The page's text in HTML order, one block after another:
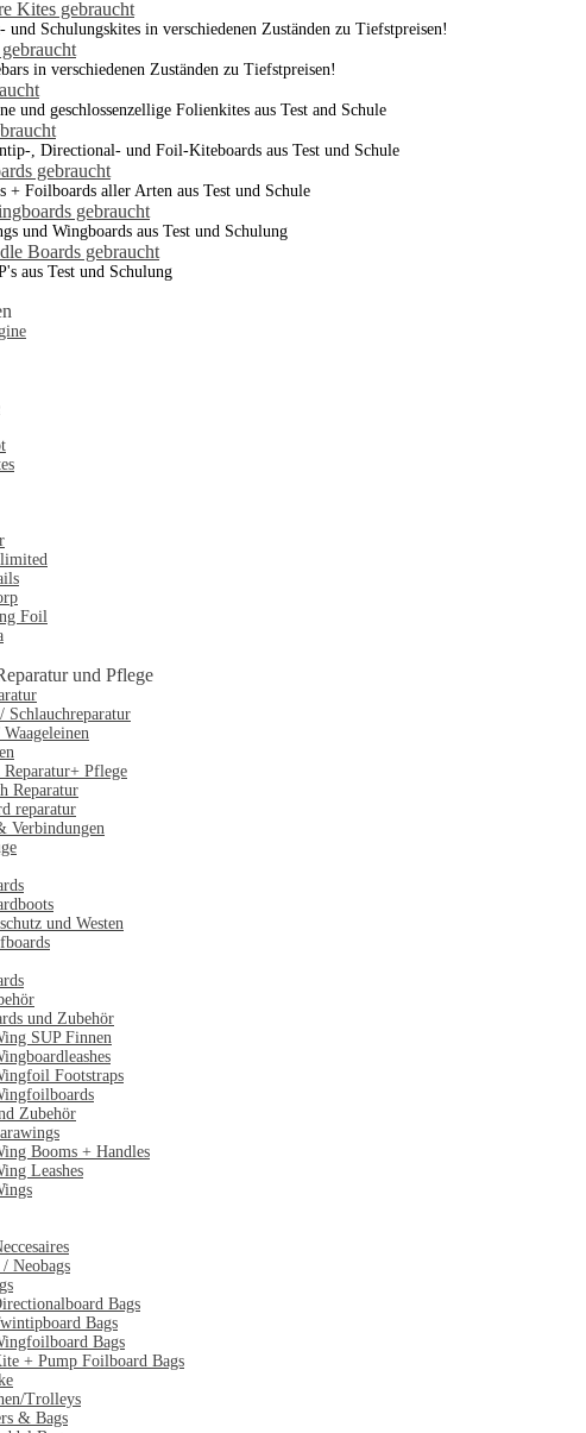
Kites gebraucht
und Schulungskites in verschiedenen Zuständen zu Tiefstpreisen!
in verschiedenen Zuständen zu Tiefstpreisen!
und geschlossenzellige Folienkites aus Test and Schule
, Directional- und Foil-Kiteboards aus Test und Schule
gebraucht
+ Foilboards aller Arten aus Test und Schule
gebraucht
und Wingboards aus Test und Schulung
Boards gebraucht
aus Test und Schulung
Foil
und Pflege
Schlauchreparatur
Reparatur+ Pflege
Reparatur
reparatur
Verbindungen
und Westen
und Zubehör
SUP Finnen
Footstraps
Zubehör
Booms + Handles
Leashes
/ Neobags
Bags
Bags
Bags
+ Pump Foilboard Bags
Trolleys
& Bags